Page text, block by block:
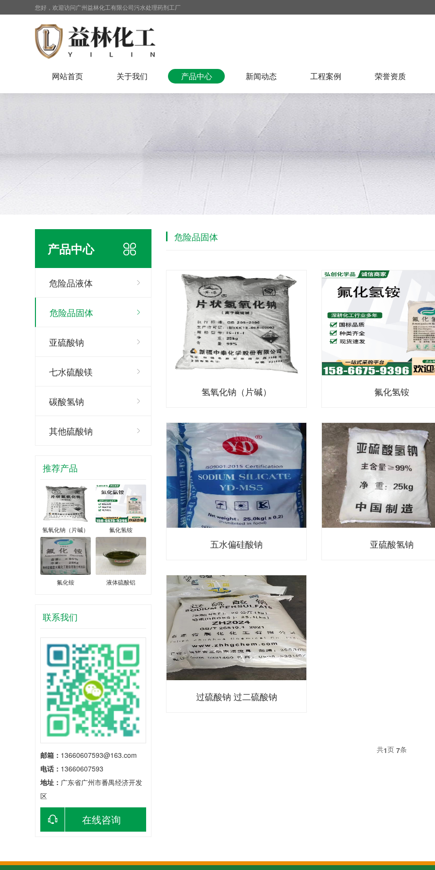
您好，欢迎访问广州益林化工有限公司污水处理药剂工厂
网站首页 关于我们 产品中心 新闻动态 工程案例 荣誉资质
产品中心
危险品液体
危险品固体
亚硫酸钠
七水硫酸镁
碳酸氢钠
其他硫酸钠
推荐产品
氢氧化钠（片碱） 氟化氢铵
氟化铵 液体硫酸铝
联系我们
邮箱： 13660607593@163.com
电话： 13660607593
地址： 广东省广州市番禺经济开发
区
在线咨询
危险品固体
氢氧化钠（片碱） 氟化氢铵
五水偏硅酸钠 亚硫酸氢钠
过硫酸钠 过二硫酸钠
共1页 7条